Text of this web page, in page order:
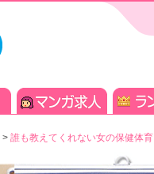
> 誰も教えてくれない女の保健体育